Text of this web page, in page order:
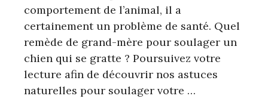
comportement de l’animal, il a
certainement un problème de santé. Quel
remède de grand-mère pour soulager un
chien qui se gratte ? Poursuivez votre
lecture afin de découvrir nos astuces
naturelles pour soulager votre …